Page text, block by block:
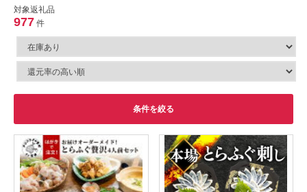
対象返礼品
977 件
条件を絞る